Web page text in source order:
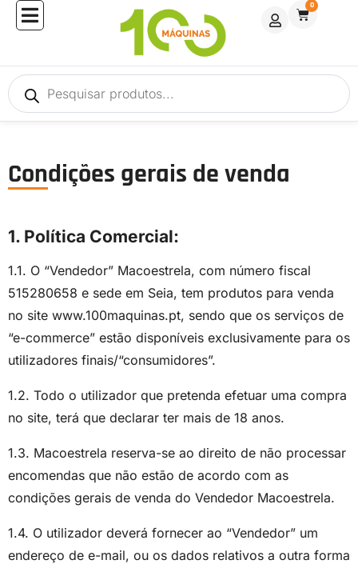
0
Condições gerais de venda
1. Política Comercial:
1.1. O “Vendedor” Macoestrela, com número fiscal
515280658 e sede em Seia, tem produtos para venda
no site www.100maquinas.pt, sendo que os serviços de
“e-commerce” estão disponíveis exclusivamente para os
utilizadores finais/“consumidores”.
1.2. Todo o utilizador que pretenda efetuar uma compra
no site, terá que declarar ter mais de 18 anos.
1.3. Macoestrela reserva-se ao direito de não processar
encomendas que não estão de acordo com as
condições gerais de venda do Vendedor Macoestrela.
1.4. O utilizador deverá fornecer ao “Vendedor” um
endereço de e-mail, ou os dados relativos a outra forma